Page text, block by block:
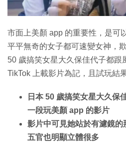
市面上美顏 app 的重要性，是可
平平無奇的女子都可速變女神，
50 歲搞笑女星大久保佳代子都跟
TikTok 上載影片為記，且試玩結
日本 50 歲搞笑女星大久保
一段玩美顏 app 的影片
影片中可見她站於有濾鏡的
五官也明顯立體很多